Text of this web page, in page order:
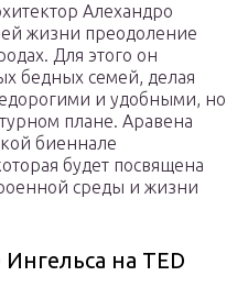
Алехандро
жизни преодоление
Для этого он
бедных семей, делая
и удобными, но
плане. Аравена
биеннале
будет посвящена
среды и жизни
на TED